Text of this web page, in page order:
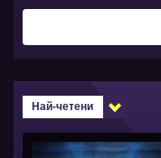
Най-четени